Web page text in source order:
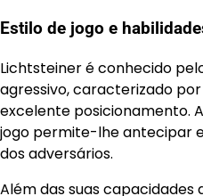
Estilo de jogo e
Lichtsteiner é conhecido
agressivo, caracterizado
excelente posicionamento.
jogo permite-lhe antecipar
dos adversários.
Além das suas capacidades